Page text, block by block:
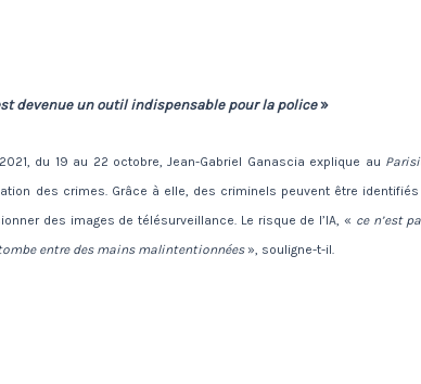
devenue un outil indispensable pour la police»
du 19 au 22 octobre, Jean-Gabriel Ganascia explique au
des crimes. Grâce à elle, des criminels peuvent être
des images de télésurveillance. Le risque de l’IA, « ce n’est
entre des mains malintentionnées», souligne-t-il.